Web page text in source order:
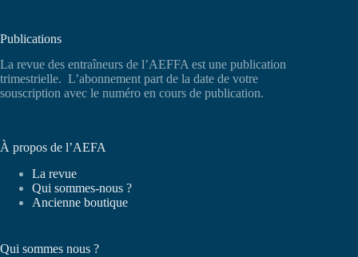
Publications
La revue des entraîneurs de l’AEFFA est une publication
trimestrielle. L’abonnement part de la date de votre
souscription avec le numéro en cours de publication.
À propos de l’AEFA
La revue
Qui sommes-nous ?
Ancienne boutique
Qui sommes nous ?